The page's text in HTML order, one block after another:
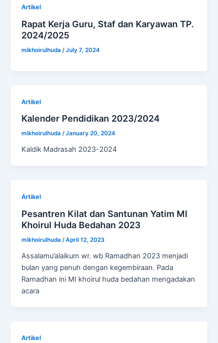
Artikel
Rapat Kerja Guru, Staf dan Karyawan TP.
2024/2025
mikhoirulhuda/July 7, 2024
Artikel
Kalender Pendidikan 2023/2024
mikhoirulhuda/January 20, 2024
Kaldik Madrasah 2023-2024
Artikel
Pesantren Kilat dan Santunan Yatim MI
Khoirul Huda Bedahan 2023
mikhoirulhuda /April 12, 2023
Assalamu’alaikum wr. wb Ramadhan 2023 menjadi
bulan yang penuh dengan kegembiraan. Pada
Ramadhan ini MI khoirul huda bedahan mengadakan
acara
Artikel